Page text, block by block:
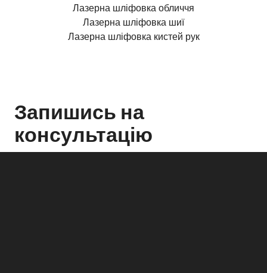
Лазерна шліфовка обличчя
Лазерна шліфовка шиї
Лазерна шліфовка кистей рук
Запишись на
консультацію